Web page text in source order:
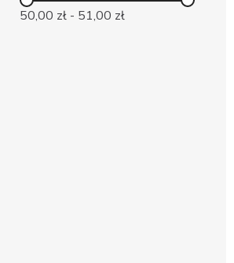
50,00 zł - 51,00 zł